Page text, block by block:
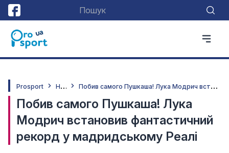
Prosport Н
овини П
обив самого Пушкаша! Лука Модрич встановив фантастичний рекорд у мадридському Реалі
Побив самого Пушкаша! Лука
Модрич встановив фантастичний
рекорд у мадридському Реалі